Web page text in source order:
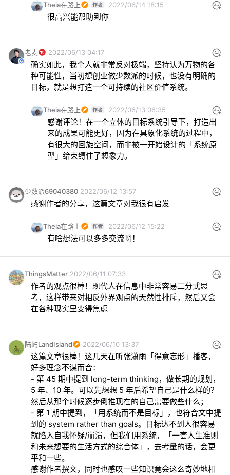
Theia在路上 2022/06/14 18:15
很高兴能帮助到你
老麦 2022/06/13 04:17
确实如此，我个人就非常反对极端，坚持认为万物的各
种可能性，当初想创业做少数派的时候，也没有明确的
目标，就是想打造一个可持续的社区价值系统。
Theia在路上 2022/06/13 06:35
感谢评论！在一个立体的目标系统引导下，打造出
来的成果可能更好，因为在具象化系统的过程中，
有很大的回旋空间，而非被一开始设计的「系统原
型」给束缚住了想象力。
少数派69040380 2022/06/12 13:57
感谢作者的分享，这篇文章对我很有启发
Theia在路上 2022/06/12 15:22
有啥想法可以多多交流啊！
ThingsMatter 2022/06/11 07:33
作者的观点很棒！现代人在信息中非常容易二分式思
考，这样带来对相反外界观点的天然性排斥，然后又会
在各种现实里变得焦虑
陆屿LandIsland 2022/06/10 13:37
这篇文章很棒！这几天在听张潇雨「得意忘形」播客，
好多理念不谋而合：
- 第 45 期中提到 long-term thinking，做长期的规划，
5 年、10 年。可以先想想 5 年后希望自己是什么样的？
然后从那个时候逐步倒推现在的自己需要做些什么；
- 第 1 期中提到，「用系统而不是目标」，也符合文中提
到的 system rather than goals。目标达不到人很容易
就陷入自我怀疑/崩溃，但我们用系统，「一套人生准则
和未来想要的生活方式的综合体」，去考量的话，会更
平和一些。
感谢作者撰文，同时也感叹一些知识竟会这么奇妙地相